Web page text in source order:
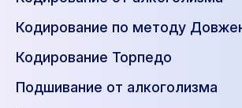
Кодирование по методу
Кодирование Торпедо
Подшивание от алкоголизма